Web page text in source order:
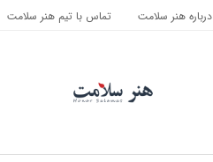
درباره هنر سلامت تماس با تیم هنر سلامت